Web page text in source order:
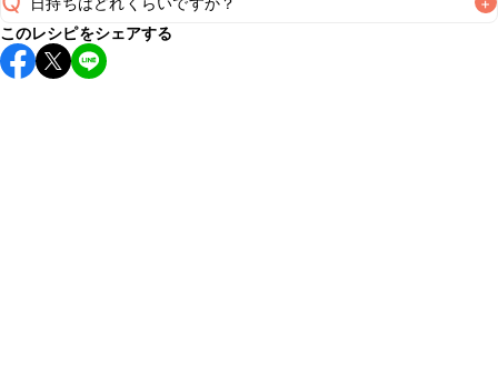
保存期間は冷蔵で翌日中が目安です。なるべくお早めにお召
し上がりください。
このレシピをシェアする